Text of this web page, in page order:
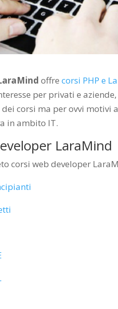
offrecorsi PHP e
per privati e
corsi ma per ovvi motivi
in ambito IT.
LaraMind
corsi web developer